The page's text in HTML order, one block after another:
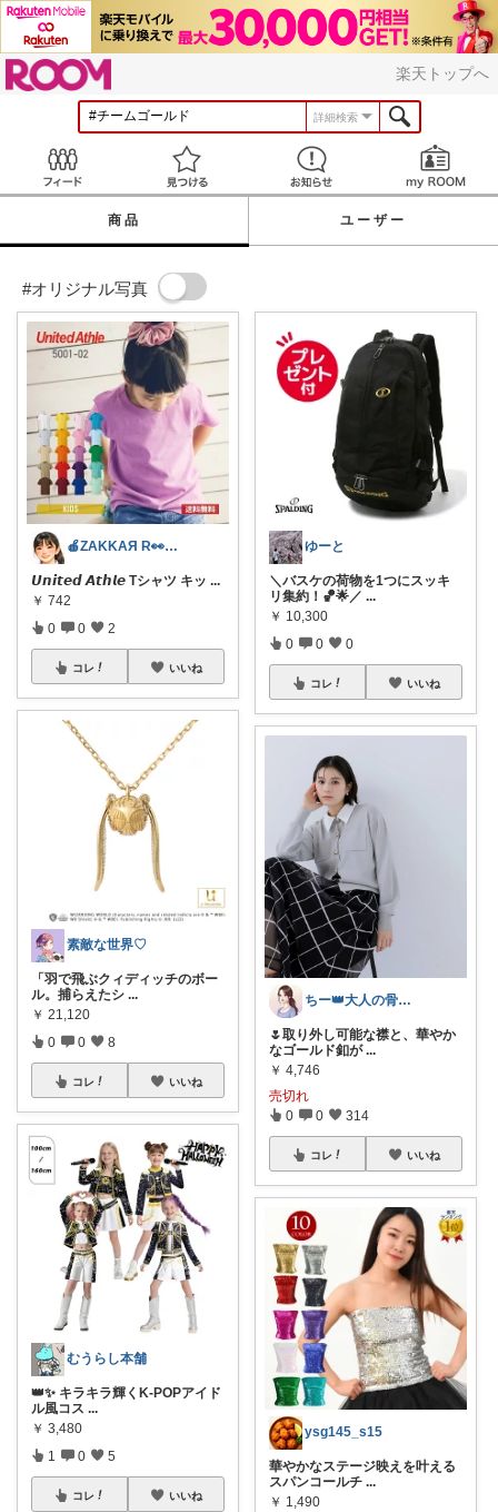
楽天トップへ
詳細検索
見つける お知らせ
商品 ユーザー
#オリジナル写真
🍎ZAKKAЯ R👀M 経由購入感謝
𝙐𝙣𝙞𝙩𝙚𝙙 𝘼𝙩𝙝𝙡𝙚 Tシャツ キッ ...
￥ 742
0 0 2
コレ いいね
素敵な世界♡
「羽で飛ぶクィディッチのボー
ル。捕らえたシ ...
￥ 21,120
0 0 8
コレ いいね
むうらし本舗
👑✨ キラキラ輝くK-POPアイド
ル風コス ...
￥ 3,480
1 0 5
コレ いいね
ゆーと
＼バスケの荷物を1つにスッキ
リ集約！🏀🌟／ ...
￥ 10,300
0 0 0
コレ いいね
ちー👑大人の骨格ウェーブ
🌷取り外し可能な襟と、華やか
なゴールド釦が ...
￥ 4,746
売切れ
0 0 314
コレ いいね
ysg145_s15
華やかなステージ映えを叶える
スパンコールチ ...
￥ 1,490